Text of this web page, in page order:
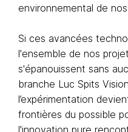
environnemental de
Si ces avancées
l'ensemble de nos
s'épanouissent sans
branche Luc Spits
l’expérimentation
frontières du possible